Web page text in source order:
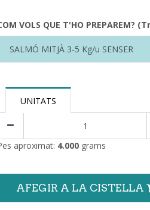
VOLS QUE T'HO PREPAREM?
UNITATS
aproximat: 4.000 grams
AFEGIR A LA CISTELLA